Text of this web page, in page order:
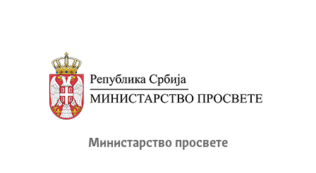
Министарство просвете